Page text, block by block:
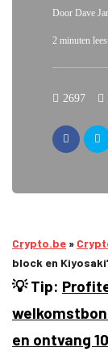
Door Dave
2 minuten
2697
Crypto.be »
block en
💡 Tip:
en ontvang